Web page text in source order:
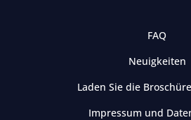
FAQ
Neuigkeiten
Laden Sie die
Impressum und